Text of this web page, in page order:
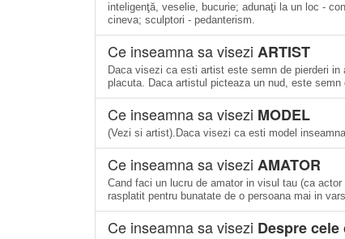
inteligenţă, veselie, bucurie; adunaţi la un loc -
cineva; sculptori - pedanterism.
Ce inseamna sa visezi ARTIST
Daca visezi ca esti artist este semn de pierderi
placuta. Daca artistul picteaza un nud, este
Ce inseamna sa visezi MODEL
(Vezi si artist).Daca visezi ca esti model
Ce inseamna sa visezi AMATOR
Cand faci un lucru de amator in visul tau (ca
rasplatit pentru bunatate de o persoana mai in
Ce inseamna sa visezi Despre